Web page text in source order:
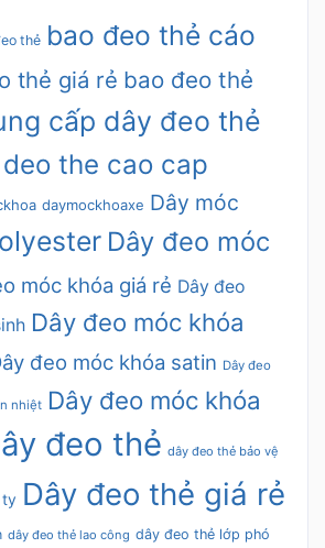
thẻ bao đeo thẻ cáo
thẻ giá rẻ bao đeo thẻ
cấp dây đeo thẻ
the cao cap
daymockhoaxe Dây móc
Dây đeo móc
móc khóa giá rẻ Dây đeo
Dây đeo móc khóa
đeo móc khóa satin Dây đeo
nhiệt Dây đeo móc khóa
đeo thẻ dây đeo thẻ bảo vệ
Dây đeo thẻ giá rẻ
dây đeo thẻ lao công dây đeo thẻ lớp phó